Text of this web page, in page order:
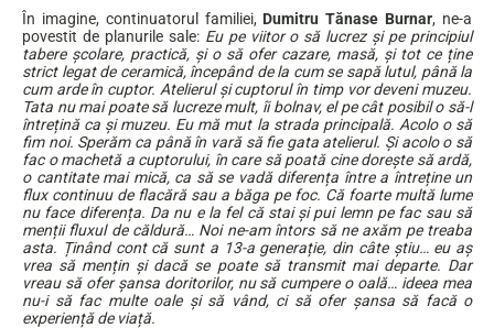
În imagine, continuatorul familiei, Dumitru Tănase Burnar, ne-a
povestit de planurile sale: Eu pe viitor o să lucrez și pe principiul
tabere școlare, practică, și o să ofer cazare, masă, și tot ce ține
strict legat de ceramică, începând de la cum se sapă lutul, până la
cum arde în cuptor. Atelierul și cuptorul în timp vor deveni muzeu.
Tata nu mai poate să lucreze mult, îi bolnav, el pe cât posibil o să-l
întrețină ca și muzeu. Eu mă mut la strada principală. Acolo o să
fim noi. Sperăm ca până în vară să fie gata atelierul. Și acolo o să
fac o machetă a cuptorului, în care să poată cine dorește să ardă,
o cantitate mai mică, ca să se vadă diferența între a întreține un
flux continuu de flacără sau a băga pe foc. Că foarte multă lume
nu face diferența. Da nu e la fel că stai și pui lemn pe fac sau să
menții fluxul de căldură… Noi ne-am întors să ne axăm pe treaba
asta. Ținând cont că sunt a 13-a generație, din câte știu… eu aș
vrea să mențin și dacă se poate să transmit mai departe. Dar
vreau să ofer șansa doritorilor, nu să cumpere o oală… ideea mea
nu-i să fac multe oale și să vând, ci să ofer șansa să facă o
experiență de viață.